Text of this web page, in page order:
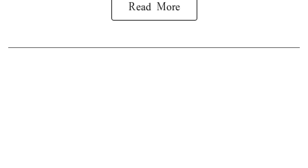
Read More